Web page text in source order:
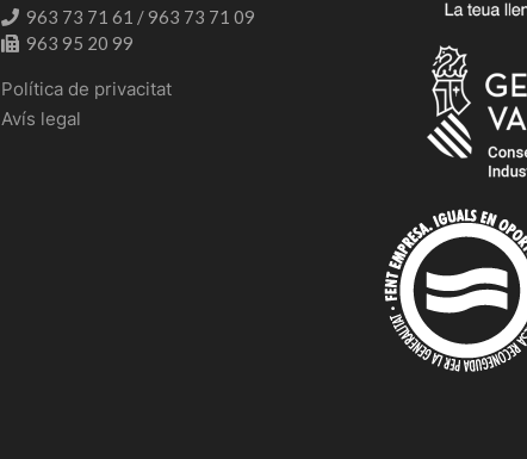
963 73 71 61 / 963 73 71 09
963 95 20 99
Política de privacitat
Avís legal